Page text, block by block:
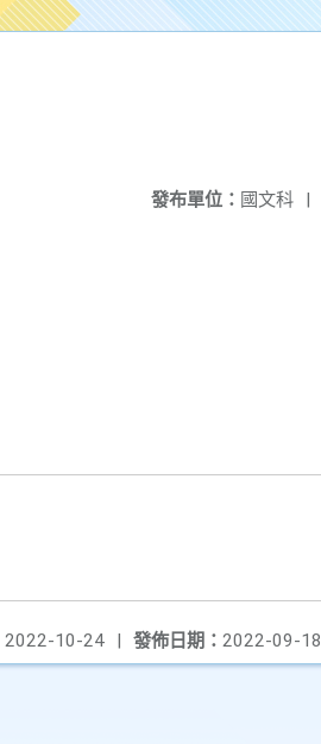
發布單位： 國文科 |
發佈日期： 2022-09-18
2022-10-24 |